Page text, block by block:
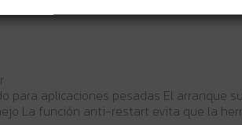
para aplicaciones pesadas El
La función anti-restart evita que la